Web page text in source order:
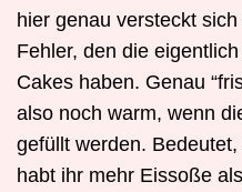
hier genau versteckt
Fehler, den die
Cakes haben. Genau
also noch warm, wenn
gefüllt werden.
habt ihr mehr Eissoße